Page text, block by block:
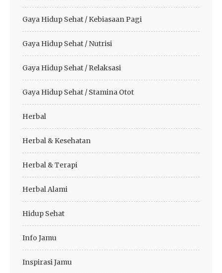
Gaya Hidup Sehat / Kebiasaan Pagi
Gaya Hidup Sehat / Nutrisi
Gaya Hidup Sehat / Relaksasi
Gaya Hidup Sehat / Stamina Otot
Herbal
Herbal & Kesehatan
Herbal & Terapi
Herbal Alami
Hidup Sehat
Info Jamu
Inspirasi Jamu